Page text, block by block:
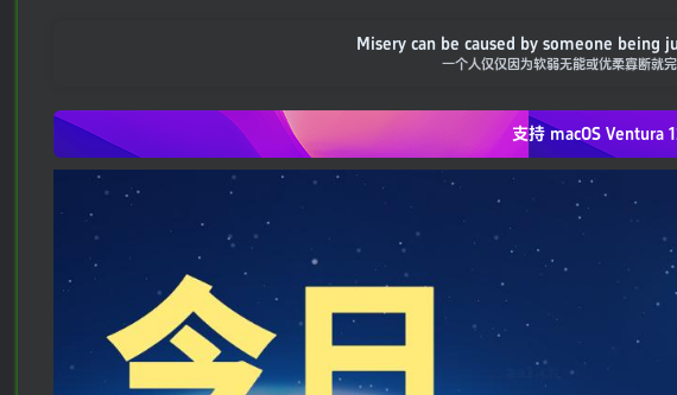
Misery can be caused by someone being
一个人仅仅因为软弱无能或优柔寡断就
支持 macOSVentura